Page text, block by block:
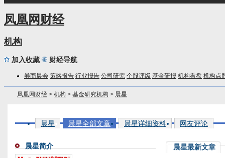
凤凰网财经
机构
加入收藏 财经导航
券商晨会 策略报告 行业报告 公司研究 个股评级 基金研报 机构看盘 机构点
凤凰网财经 > 机构 > 基金研究机构 > 晨星
晨星 晨星全部文章 晨星详细资料 网友评论
晨星简介 晨星最新文章